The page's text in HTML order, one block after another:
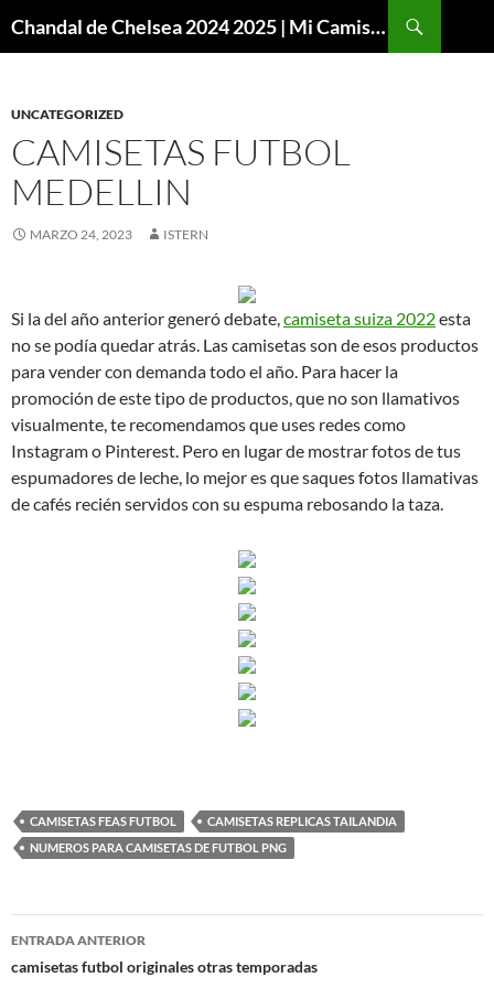
Chandal de Chelsea 2024 2025 | Mi Camiseta Futbol
UNCATEGORIZED
CAMISETAS FUTBOL
MEDELLIN
MARZO 24, 2023 ISTERN
Si la del año anterior generó debate,camiseta suiza 2022esta
no se podía quedar atrás. Las camisetas son de esos productos
para vender con demanda todo el año. Para hacer la
promoción de este tipo de productos, que no son llamativos
visualmente, te recomendamos que uses redes como
Instagram o Pinterest. Pero en lugar de mostrar fotos de tus
espumadores de leche, lo mejor es que saques fotos llamativas
de cafés recién servidos con su espuma rebosando la taza.
CAMISETAS FEAS FUTBOL
CAMISETAS REPLICAS TAILANDIA
NUMEROS PARA CAMISETAS DE FUTBOL PNG
Navegación
de
ENTRADA ANTERIOR
camisetas futbol originales otras temporadas